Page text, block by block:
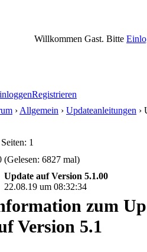
Willkommen Gast. Bitte
Registrieren
› Allgemein › Updateanleitungen ›
Seiten: 1
(Gelesen: 6827 mal)
Update auf Version 5.1.00
22.08.19 um 08:32:34
zum
Version 5.1